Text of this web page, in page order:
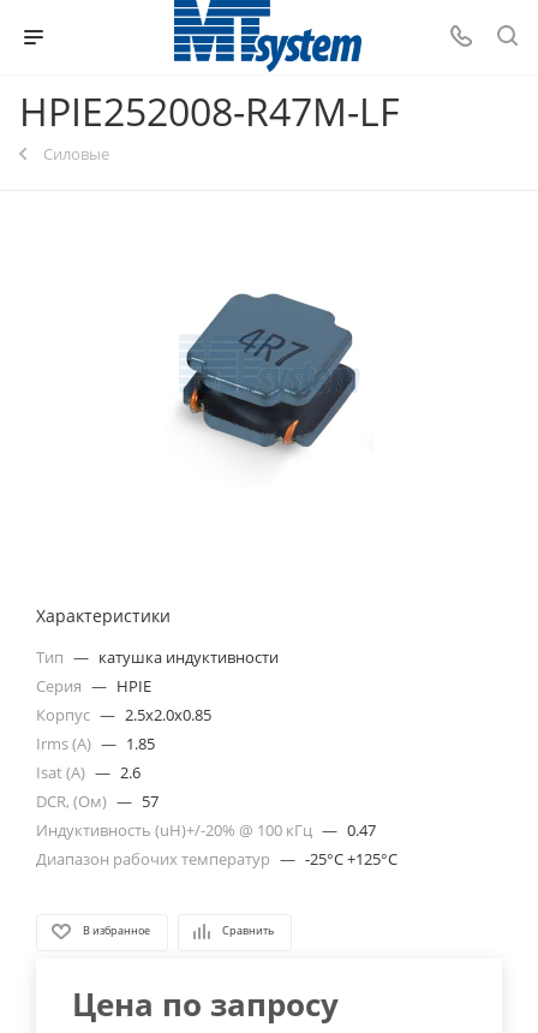
HPIE252008-R47M-LF
Силовые
Характеристики
Тип — катушка индуктивности
Серия — HPIE
Корпус — 2.5x2.0x0.85
Irms (A) — 1.85
Isat (A) — 2.6
DCR, (Ом) — 57
Индуктивность (uH)+/-20% @ 100 кГц — 0.47
Диапазон рабочих температур — -25°C +125°C
В избранное Сравнить
Цена по запросу